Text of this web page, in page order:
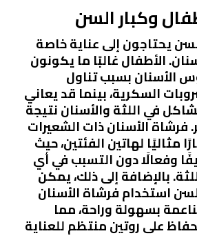
وكبار السن
يحتاجون إلى عناية خاصة
الأطفال غالبًا ما يكونون
الأسنان بسبب تناول
السكرية، بينما قد يعاني
في اللثة والأسنان نتيجة
فرشاة الأسنان ذات الشعيرات
مثاليًا لهاتين الفئتين، حيث
وفعالًا دون التسبب في أي
بالإضافة إلى ذلك، يمكن
استخدام فرشاة الأسنان
بسهولة وراحة، مما
على روتين منتظم للعناية